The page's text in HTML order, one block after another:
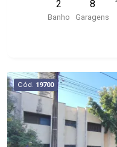
Academia
2
Banho
8
Garagens
Cód. 19700